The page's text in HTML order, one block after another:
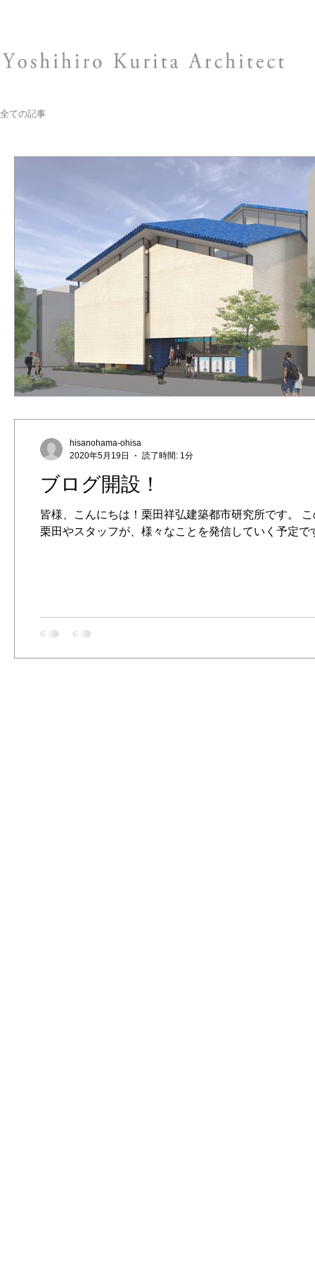
全ての記事
ブログ開設！
皆様、こんにちは！栗田祥弘建築都市研究所です。
栗田やスタッフが、様々なことを発信していく予定
hisanohama-ohisa
2020年5月19日
読了時間: 1分